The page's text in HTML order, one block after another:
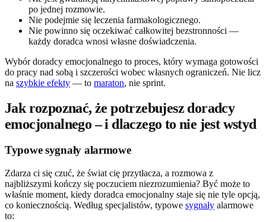
po jednej rozmowie.
Nie podejmie się leczenia farmakologicznego.
Nie powinno się oczekiwać całkowitej bezstronności —
każdy doradca wnosi własne doświadczenia.
Wybór doradcy emocjonalnego to proces, który wymaga gotowości
do pracy nad sobą i szczerości wobec własnych ograniczeń. Nie licz
na szybkie efekty — to maraton, nie sprint.
Jak rozpoznać, że potrzebujesz doradcy
emocjonalnego – i dlaczego to nie jest wstyd
Typowe sygnały alarmowe
Zdarza ci się czuć, że świat cię przytłacza, a rozmowa z
najbliższymi kończy się poczuciem niezrozumienia? Być może to
właśnie moment, kiedy doradca emocjonalny staje się nie tyle opcją,
co koniecznością. Według specjalistów, typowe sygnały alarmowe
to: